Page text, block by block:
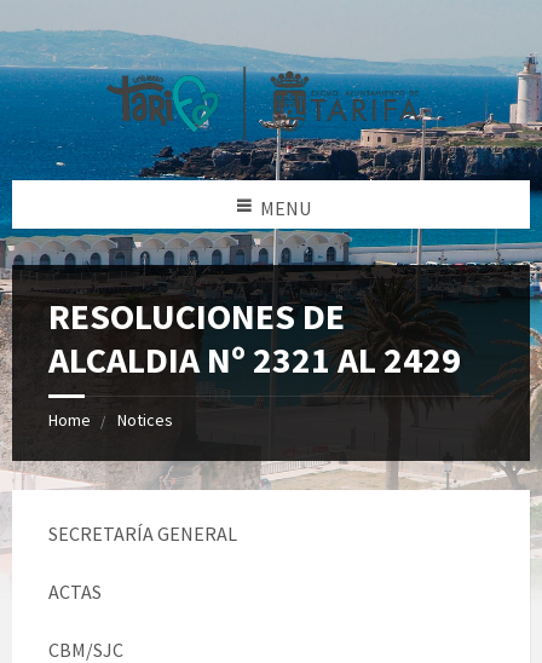
MENU
RESOLUCIONES DE
ALCALDIA Nº 2321 AL 2429
Home Notices
SECRETARÍA GENERAL
ACTAS
CBM/SJC